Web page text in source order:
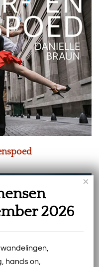
×
2026
hands on,